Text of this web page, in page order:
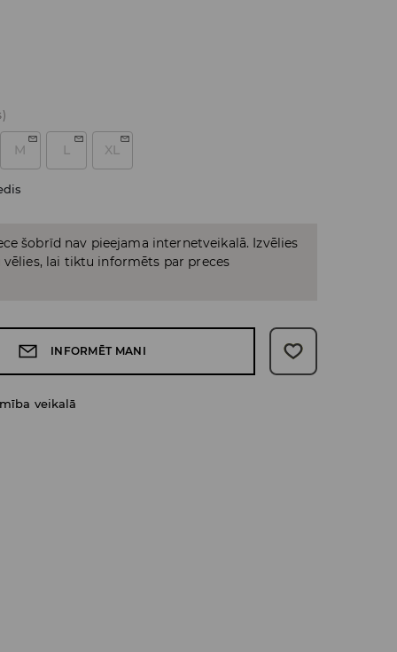
M L XL
šobrīd nav pieejama internetveikalā. Izvēlies
vēlies, lai tiktu informēts par preces
INFORMĒT MANI
veikalā